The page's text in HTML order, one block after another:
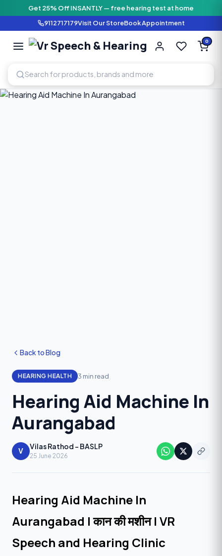
Get 25% Off INSANTLY — free hearing test at home
9112717179Visit Our StoreBook Appointment
Vr Speech
SPEECH AND HEARING
0
Back to Blog
HEARING HEALTH 3 min read
Hearing Aid Machine In
Aurangabad
V Vilas Rathod - BASLP
25 June 2026
Hearing Aid Machine In
Aurangabad | कान की मशीन | VR
Speech and Hearing Clinic